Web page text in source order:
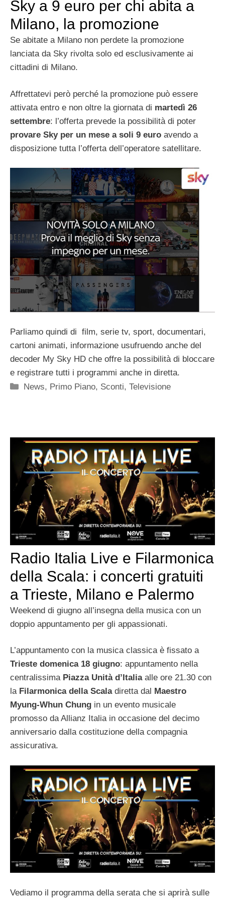
Sky a 9 euro per chi abita a
Milano, la promozione
Se abitate a Milano non perdete la promozione
lanciata da Sky rivolta solo ed esclusivamente ai
cittadini di Milano.
Affrettatevi però perché la promozione può essere
attivata entro e non oltre la giornata di martedì 26
settembre: l’offerta prevede la possibilità di poter
provare Sky per un mese a soli 9 euro avendo a
disposizione tutta l’offerta dell’operatore satellitare.
Parliamo quindi di film, serie tv, sport, documentari,
cartoni animati, informazione usufruendo anche del
decoder My Sky HD che offre la possibilità di bloccare
e registrare tutti i programmi anche in diretta.
Categorie
News, Primo Piano, Sconti,Televisione
Radio Italia Live e Filarmonica
della Scala: i concerti gratuiti
a Trieste, Milano e Palermo
Weekend di giugno all’insegna della musica con un
doppio appuntamento per gli appassionati.
L’appuntamento con la musica classica è fissato a
Trieste domenica 18 giugno: appuntamento nella
centralissima Piazza Unità d’Italiaalle ore 21.30 con
la Filarmonica della Scaladiretta dal Maestro
Myung-Whun Chung in un evento musicale
promosso da Allianz Italia in occasione del decimo
anniversario dalla costituzione della compagnia
assicurativa.
Vediamo il programma della serata che si aprirà sulle